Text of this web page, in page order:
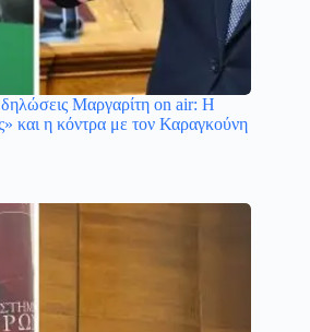
Μαργαρίτη on air: Η
και η κόντρα με τον Καραγκούνη